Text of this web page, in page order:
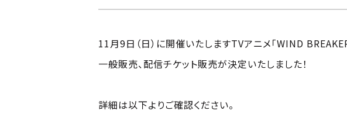
11月9日（日）に開催いたしますTVアニメ「WIND
一般販売、配信チケット販売が決定いたしました！
詳細は以下よりご確認ください。